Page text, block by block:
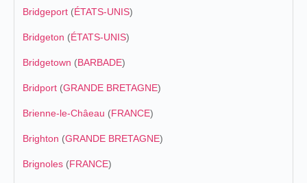
Bridgeport (ÉTATS-UNIS)
Bridgeton (ÉTATS-UNIS)
Bridgetown (BARBADE)
Bridport (GRANDE BRETAGNE)
Brienne-le-Châeau (FRANCE)
Brighton (GRANDE BRETAGNE)
Brignoles (FRANCE)